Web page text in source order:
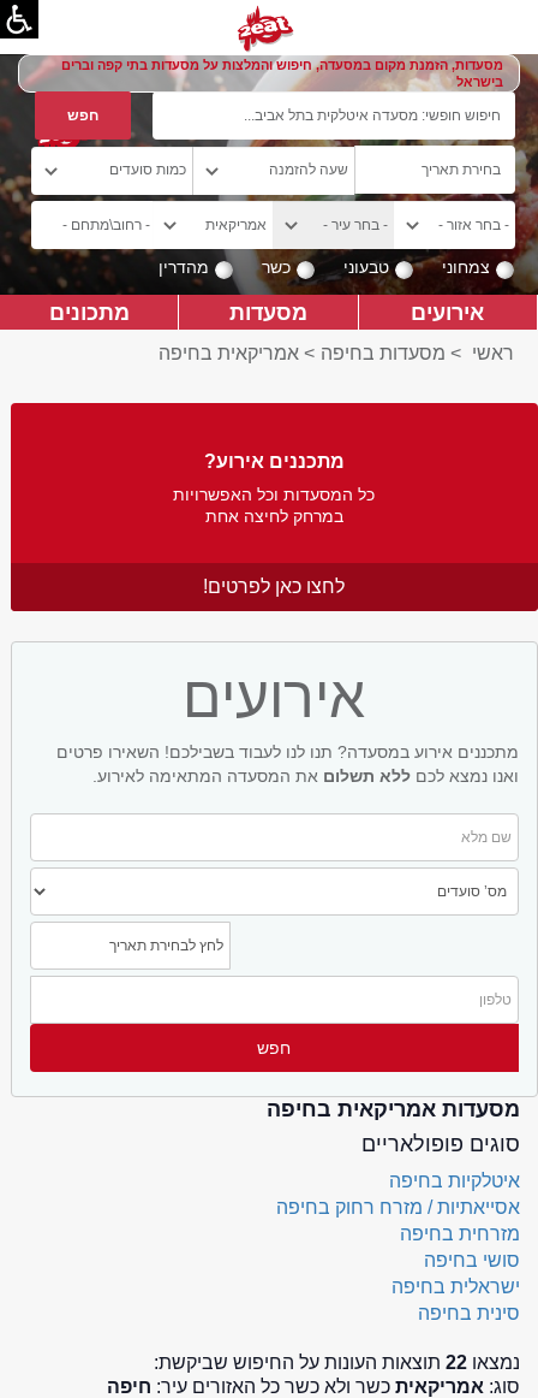
מסעדות, הזמנת מקום במסעדה, חיפוש והמלצות על מסעדות בתי קפה וברים
בישראל
צמחוני טבעוני כשר מהדרין
אירועים מסעדות מתכונים
ראשי > מסעדות בחיפה > אמריקאית בחיפה
מתכננים אירוע?
כל המסעדות וכל האפשרויות
במרחק לחיצה אחת
לחצו כאן לפרטים!
אירועים
מתכננים אירוע במסעדה? תנו לנו לעבוד בשבילכם! השאירו פרטים
ואנו נמצא לכם ללא תשלום את המסעדה המתאימה לאירוע.
מסעדות אמריקאית בחיפה
סוגים פופולאריים
איטלקיות בחיפה
אסייאתיות / מזרח רחוק בחיפה
מזרחית בחיפה
סושי בחיפה
ישראלית בחיפה
סינית בחיפה
נמצאו 22 תוצאות העונות על החיפוש שביקשת:
סוג: אמריקאית כשר ולא כשר כל האזורים עיר: חיפה